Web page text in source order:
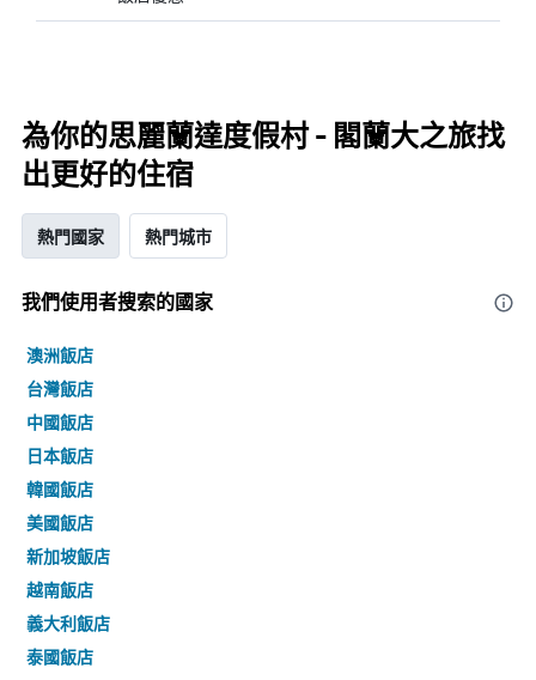
為你的思麗蘭達度假村 - 閣蘭大之旅找
出更好的住宿
熱門國家 熱門城市
我們使用者搜索的國家
澳洲飯店
台灣飯店
中國飯店
日本飯店
韓國飯店
美國飯店
新加坡飯店
越南飯店
義大利飯店
泰國飯店